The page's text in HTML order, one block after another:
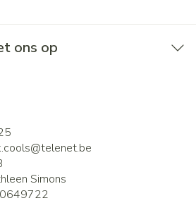
ons op
telenet.be
Simons